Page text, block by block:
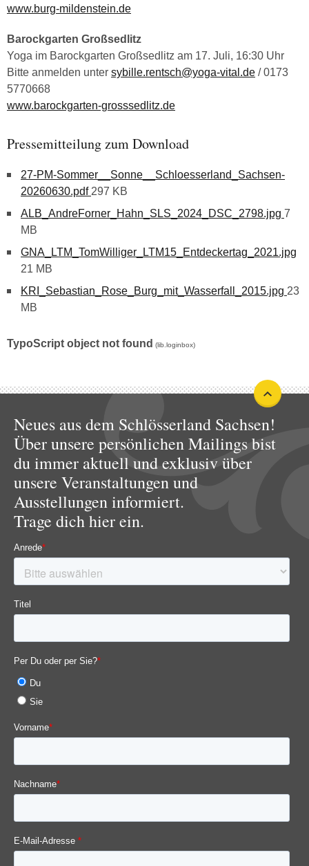
www.burg-mildenstein.de
Barockgarten Großsedlitz
Yoga im Barockgarten Großsedlitz am 17. Juli, 16:30 Uhr
Bitte anmelden unter sybille.rentsch@yoga-vital.de / 0173
5770668
www.barockgarten-grosssedlitz.de
Pressemitteilung zum Download
27-PM-Sommer__Sonne__Schloesserland_Sachsen-
20260630.pdf 297 KB
ALB_AndreForner_Hahn_SLS_2024_DSC_2798.jpg 7
MB
GNA_LTM_TomWilliger_LTM15_Entdeckertag_2021.jpg
21 MB
KRI_Sebastian_Rose_Burg_mit_Wasserfall_2015.jpg 23
MB
TypoScript object not found (lib.loginbox)
Neues aus dem Schlösserland Sachsen!
Über unsere persönlichen Mailings bist
du immer aktuell und exklusiv über
unsere Veranstaltungen und
Ausstellungen informiert.
Trage dich hier ein.